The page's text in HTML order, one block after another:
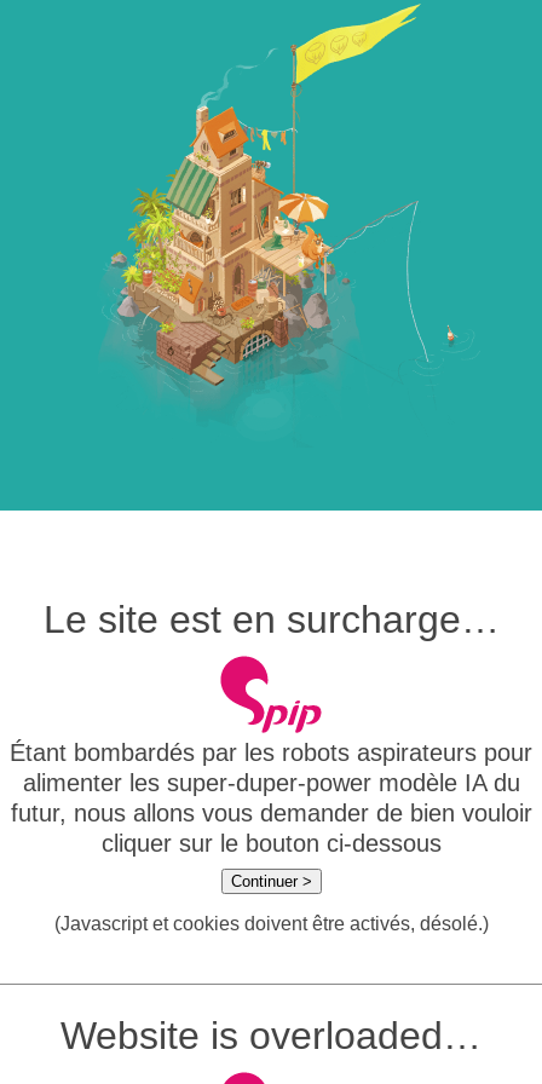
Le site est en surcharge…
Étant bombardés par les robots aspirateurs pour
alimenter les super-duper-power modèle IA du
futur, nous allons vous demander de bien vouloir
cliquer sur le bouton ci-dessous
Continuer >
(Javascript et cookies doivent être activés, désolé.)
Website is overloaded…